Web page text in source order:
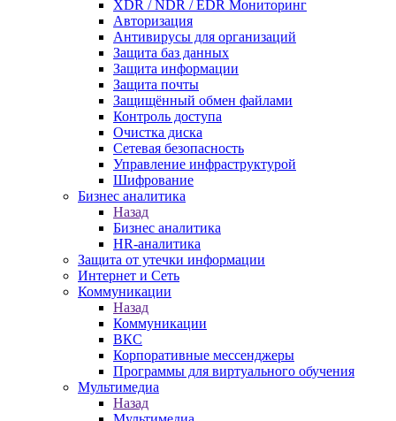
XDR / NDR / EDR Мониторинг
Авторизация
Антивирусы для организаций
Защита баз данных
Защита информации
Защита почты
Защищённый обмен файлами
Контроль доступа
Очистка диска
Сетевая безопасность
Управление инфраструктурой
Шифрование
Бизнес аналитика
Назад
Бизнес аналитика
HR-аналитика
Защита от утечки информации
Интернет и Сеть
Коммуникации
Назад
Коммуникации
ВКС
Корпоративные мессенджеры
Программы для виртуального обучения
Мультимедиа
Назад